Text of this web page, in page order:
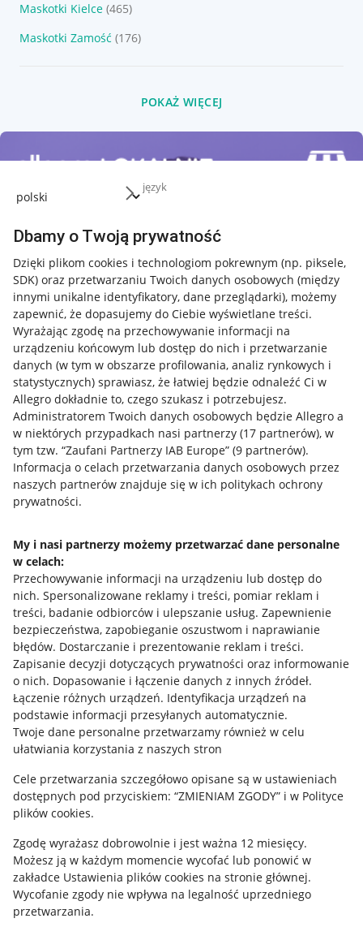
język
Dbamy o Twoją prywatność
Dzięki plikom cookies i technologiom pokrewnym (np. piksele,
SDK) oraz przetwarzaniu Twoich danych osobowych (między
innymi unikalne identyfikatory, dane przeglądarki), możemy
zapewnić, że dopasujemy do Ciebie wyświetlane treści.
Wyrażając zgodę na przechowywanie informacji na
urządzeniu końcowym lub dostęp do nich i przetwarzanie
danych (w tym w obszarze profilowania, analiz rynkowych i
statystycznych) sprawiasz, że łatwiej będzie odnaleźć Ci w
Allegro dokładnie to, czego szukasz i potrzebujesz.
Administratorem Twoich danych osobowych będzie Allegro a
w niektórych przypadkach nasi partnerzy (17 partnerów), w
tym tzw. “Zaufani Partnerzy IAB Europe” (9 partnerów).
Informacja o celach przetwarzania danych osobowych przez
naszych partnerów znajduje się w ich politykach ochrony
prywatności.
My i nasi partnerzy możemy przetwarzać dane personalne
w celach:
Przechowywanie informacji na urządzeniu lub dostęp do
nich. Spersonalizowane reklamy i treści, pomiar reklam i
treści, badanie odbiorców i ulepszanie usług. Zapewnienie
bezpieczeństwa, zapobieganie oszustwom i naprawianie
błędów. Dostarczanie i prezentowanie reklam i treści.
Zapisanie decyzji dotyczących prywatności oraz informowanie
o nich. Dopasowanie i łączenie danych z innych źródeł.
Łączenie różnych urządzeń. Identyfikacja urządzeń na
podstawie informacji przesyłanych automatycznie.
Twoje dane personalne przetwarzamy również w celu
ułatwiania korzystania z naszych stron
Cele przetwarzania szczegółowo opisane są w ustawieniach
dostępnych pod przyciskiem: “ZMIENIAM ZGODY” i w Polityce
plików cookies.
Zgodę wyrażasz dobrowolnie i jest ważna 12 miesięcy.
Możesz ją w każdym momencie wycofać lub ponowić w
zakładce Ustawienia plików cookies na stronie głównej.
Wycofanie zgody nie wpływa na legalność uprzedniego
przetwarzania.
Maskotki Kielce (465)
Maskotki Zamość (176)
POKAŻ WIĘCEJ
Przydatne informacje
Jak to działa
Allegro Gadane dla sprzedających
Allegro Gadane dla kupujących
Mapa miejscowości
Informacje prawne
Regulamin
Polityka plików "cookies"
Ustawienia plików "cookies"
Udostępnianie lokalizacji
Informacje dla Aktu o Usługach Cyfrowych
Pobierz aplikację